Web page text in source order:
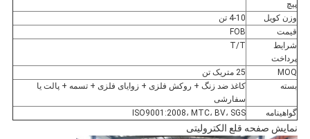
پیچ
وزن کویل
4-10 تن
قیمت
FOB
شرایط
پرداخت
T/T
MOQ
25 متریک تن
بسته
کاغذ ضد زنگ + روکش فلزی + زوایای فلزی + تسمه + پالت یا
سفارشی
گواهینامه
ISO9001:2008، MTC، BV، SGS
نمایش صفحه قلع الکترولیتی